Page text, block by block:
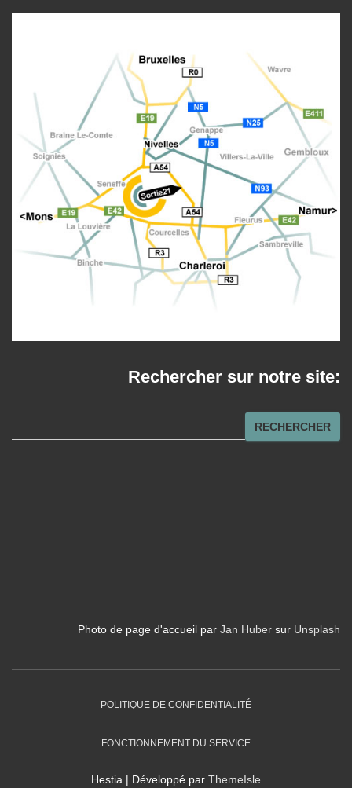
Rechercher sur notre site:
e
RECHERCHER
Photo de page d'accueil par Jan Huber sur Unsplash
POLITIQUE DE CONFIDENTIALITÉ
FONCTIONNEMENT DU SERVICE
Hestia | Développé par ThemeIsle